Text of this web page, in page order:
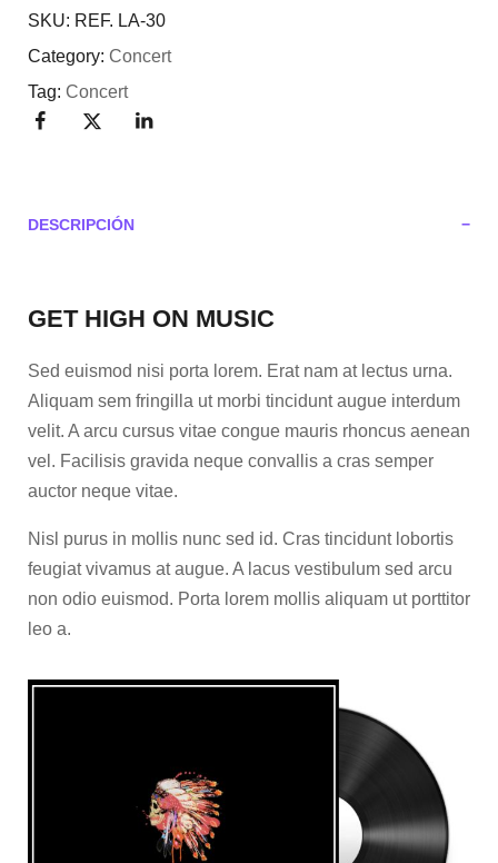
SKU: REF. LA-30
Category: Concert
Tag: Concert
DESCRIPCIÓN
GET HIGH ON MUSIC
Sed euismod nisi porta lorem. Erat nam at lectus urna.
Aliquam sem fringilla ut morbi tincidunt augue interdum
velit. A arcu cursus vitae congue mauris rhoncus aenean
vel. Facilisis gravida neque convallis a cras semper
auctor neque vitae.
Nisl purus in mollis nunc sed id. Cras tincidunt lobortis
feugiat vivamus at augue. A lacus vestibulum sed arcu
non odio euismod. Porta lorem mollis aliquam ut porttitor
leo a.